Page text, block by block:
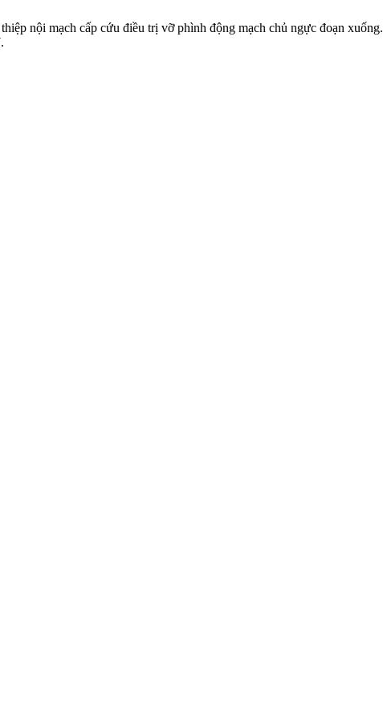
nội mạch cấp cứu điều trị vỡ phình động mạch chủ ngực đoạn xuống.